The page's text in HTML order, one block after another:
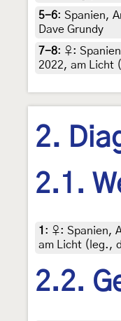
5-6: Spanien,
Dave Grundy
7-8: ♀:
2022, am Licht
2.
2.1.
1 : ♀: Spanien,
am Licht (leg.,
2.2.